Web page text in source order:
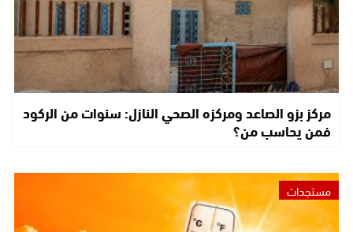
مركز بزو الصاعد ومركزه الصحي النازل: سنوات من الركود
فمن يحاسب من؟
مستجدات